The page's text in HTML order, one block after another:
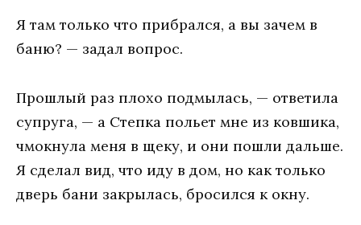
Я там только что прибрался, а вы зачем в
баню? — задал вопрос.
Прошлый раз плохо подмылась, — ответила
супруга, — а Степка польет мне из ковшика,
чмокнула меня в щеку, и они пошли дальше.
Я сделал вид, что иду в дом, но как только
дверь бани закрылась, бросился к окну.